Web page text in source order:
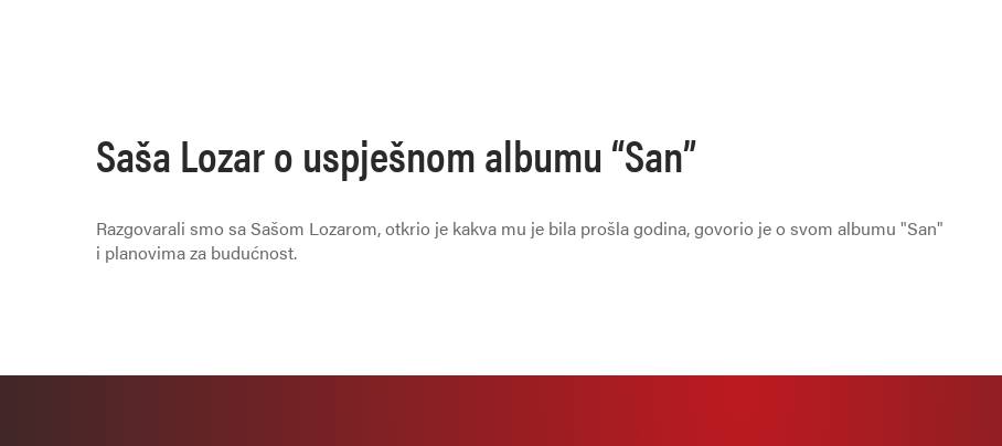
Saša Lozar o uspješnom albumu “San”
Razgovarali smo sa Sašom Lozarom, otkrio je kakva mu je bila prošla godina, govorio je o svom albumu "San"
i planovima za budućnost.